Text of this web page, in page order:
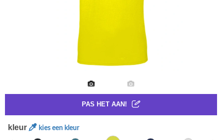
PAS HET AAN!
kleur kies een kleur